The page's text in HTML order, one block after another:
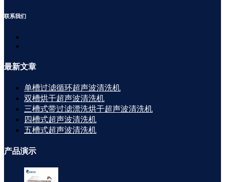
联系我们
最新文章
单槽过滤循环超声波清洗机
双槽烘干超声波清洗机
三槽式带过滤漂洗烘干超声波清洗机
四槽式超声波清洗机
五槽式超声波清洗机
产品演示